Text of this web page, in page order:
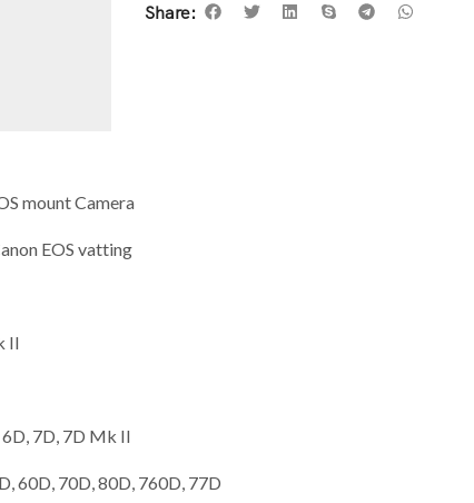
Share:
mount Camera
EOS vatting
II
7D, 7D Mk II
60D, 70D, 80D, 760D, 77D